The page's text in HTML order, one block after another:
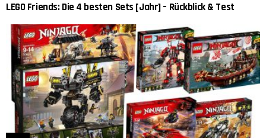
LEGO Friends: Die 4 besten Sets [Jahr] – Rückblick & Test